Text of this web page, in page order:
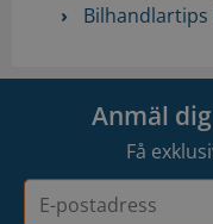
Anmäl
Få